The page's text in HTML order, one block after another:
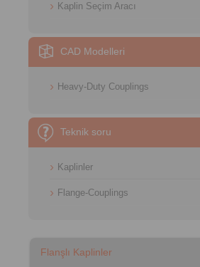
Kaplin Seçim Aracı
CAD Modelleri
Heavy-Duty Couplings
Teknik soru
Kaplinler
Flange-Couplings
Flanşlı Kaplinler